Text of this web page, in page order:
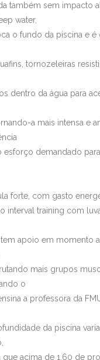
também sem impacto
water,
o fundo da piscina e
tornozeleiras
dentro da água para
a mais intensa e
esforço demandado
forte, com gasto
interval training com
apoio em momento
mais grupos
o
a professora da
da piscina
que acima de 1,60 de